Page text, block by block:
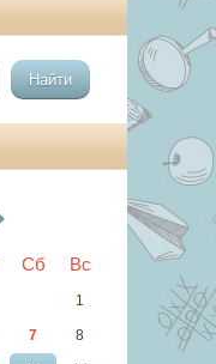
Сб Вс
1
7 8